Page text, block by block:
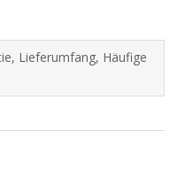
Lieferumfang, Häufige